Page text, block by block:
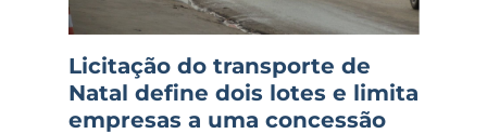
Licitação do transporte de
Natal define dois lotes e limita
empresas a uma concessão